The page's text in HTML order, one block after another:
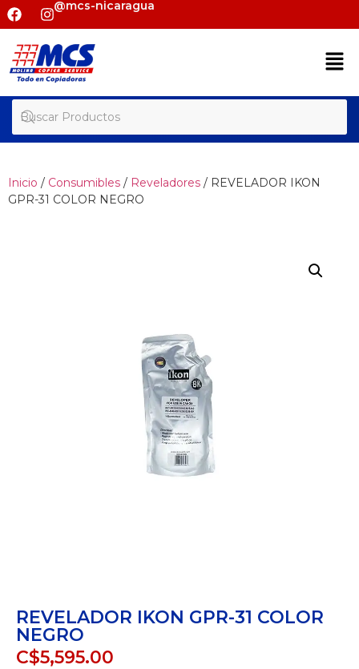
@mcs-nicaragua
Inicio / Consumibles / Reveladores / REVELADOR IKON
GPR-31 COLOR NEGRO
REVELADOR IKON GPR-31 COLOR
NEGRO
C$5,595.00